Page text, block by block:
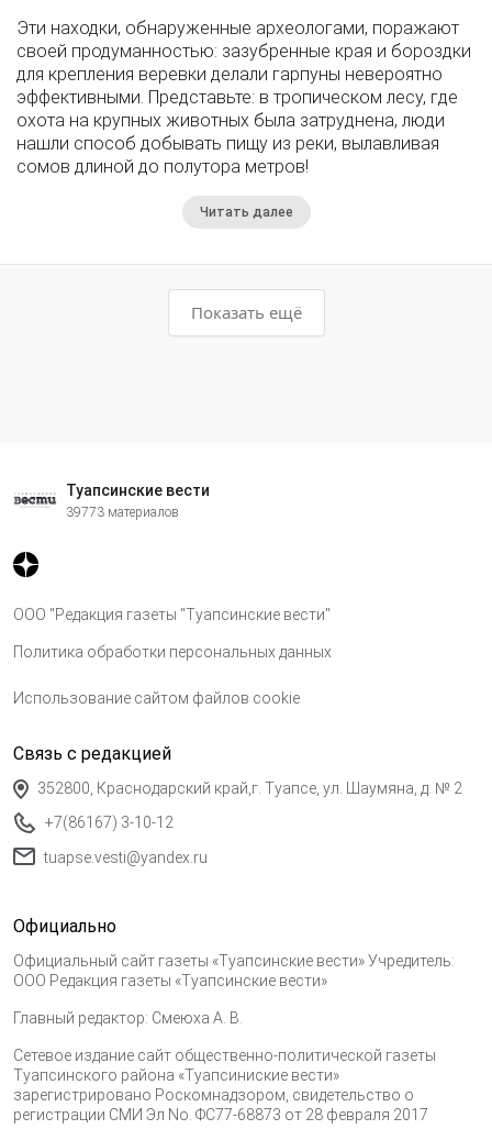
Эти находки, обнаруженные археологами, поражают
своей продуманностью: зазубренные края и бороздки
для крепления веревки делали гарпуны невероятно
эффективными. Представьте: в тропическом лесу, где
охота на крупных животных была затруднена, люди
нашли способ добывать пищу из реки, вылавливая
сомов длиной до полутора метров!
Читать далее
Показать ещё
Туапсинские вести
39773 материалов
ООО "Редакция газеты "Туапсинские вести"
Политика обработки персональных данных
Использование сайтом файлов cookie
Связь с редакцией
352800, Краснодарский край,г. Туапсе, ул. Шаумяна, д. № 2
+7(86167) 3-10-12
tuapse.vesti@yandex.ru
Официально
Официальный сайт газеты «Туапсинские вести» Учредитель:
ООО Редакция газеты «Туапсинские вести»
Главный редактор: Смеюха А. В.
Сетевое издание сайт общественно-политической газеты
Туапсинского района «Туапсиниские вести»
зарегистрировано Роскомнадзором, свидетельство о
регистрации СМИ Эл No. ФС77-68873 от 28 февраля 2017